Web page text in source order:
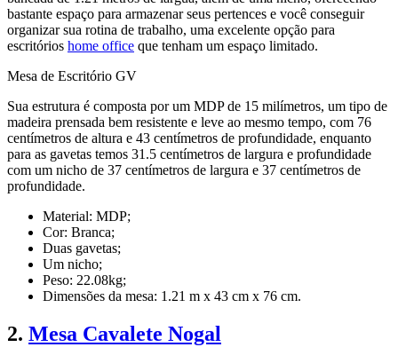
bastante espaço para armazenar seus pertences e você conseguir
organizar sua rotina de trabalho, uma excelente opção para
escritórios home office que tenham um espaço limitado.
Mesa de Escritório GV
Sua estrutura é composta por um MDP de 15 milímetros, um tipo de
madeira prensada bem resistente e leve ao mesmo tempo, com 76
centímetros de altura e 43 centímetros de profundidade, enquanto
para as gavetas temos 31.5 centímetros de largura e profundidade
com um nicho de 37 centímetros de largura e 37 centímetros de
profundidade.
Material: MDP;
Cor: Branca;
Duas gavetas;
Um nicho;
Peso: 22.08kg;
Dimensões da mesa: 1.21 m x 43 cm x 76 cm.
2. Mesa Cavalete Nogal